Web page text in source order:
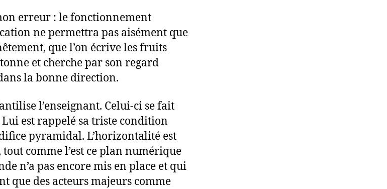
erreur : le fonctionnement
ne permettra pas aisément que
que l’on écrive les fruits
et cherche par son regard
la bonne direction.
l’enseignant. Celui-ci se fait
est rappelé sa triste condition
pyramidal. L’horizontalité est
comme l’est ce plan numérique
n’a pas encore mis en place et qui
que des acteurs majeurs comme